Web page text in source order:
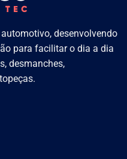
desenvolvendo
para facilitar o dia a dia
desmanches,